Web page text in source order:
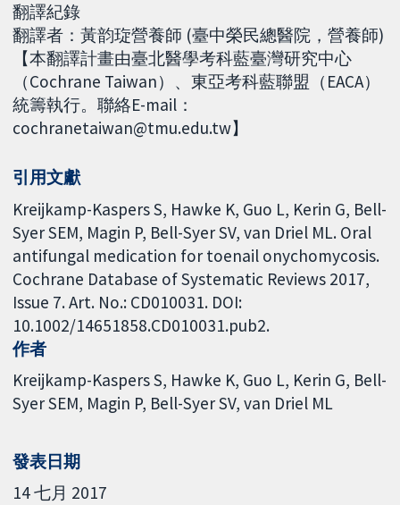
翻譯紀錄
翻譯者：黃韵琁營養師 (臺中榮民總醫院，營養師)
【本翻譯計畫由臺北醫學考科藍臺灣研究中心
（Cochrane Taiwan）、東亞考科藍聯盟（EACA）
統籌執行。聯絡E-mail：
cochranetaiwan@tmu.edu.tw】
引用文獻
Kreijkamp-Kaspers S, Hawke K, Guo L, Kerin G, Bell-
Syer SEM, Magin P, Bell-Syer SV, van Driel ML. Oral
antifungal medication for toenail onychomycosis.
Cochrane Database of Systematic Reviews 2017,
Issue 7. Art. No.: CD010031. DOI:
10.1002/14651858.CD010031.pub2.
作者
Kreijkamp-Kaspers S Hawke K Guo L Kerin G Bell-
Syer SEM Magin P Bell-Syer SV van Driel ML
發表日期
14 七月 2017